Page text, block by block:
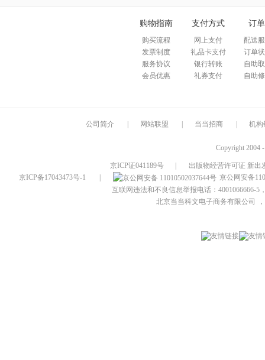
购物指南
购买流程
发票制度
服务协议
会员优惠
支付方式
网上支付
礼品卡支付
银行转账
礼券支付
订
配送
订单
自助
自助
公司简介 网站联盟 当当招商 机构
Copyright 2004
京ICP证041189号
出版物经营许可证 新出
京ICP备17043473号-1
京公网安备
互联网违法和不良信息举报电话：4001066666-5
北京当当科文电子商务有限公司